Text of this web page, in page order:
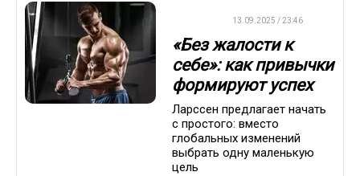
13.09.2025 / 23:46
«Без жалости к
себе»: как привычки
формируют успех
Ларссен предлагает начать
с простого: вместо
глобальных изменений
выбрать одну маленькую
цель